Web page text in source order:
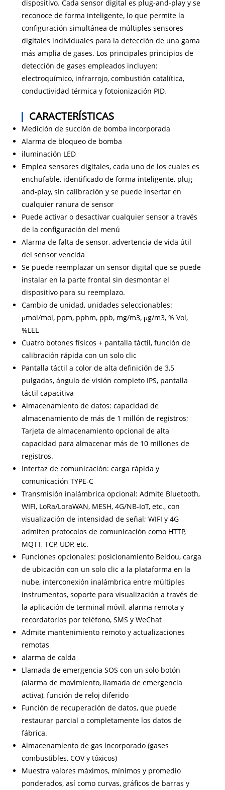
dispositivo. Cada sensor digital es plug-and-play y se
reconoce de forma inteligente, lo que permite la
configuración simultánea de múltiples sensores
digitales individuales para la detección de una gama
más amplia de gases. Los principales principios de
detección de gases empleados incluyen:
electroquímico, infrarrojo, combustión catalítica,
conductividad térmica y fotoionización PID.
CARACTERÍSTICAS
Medición de succión de bomba incorporada
Alarma de bloqueo de bomba
iluminación LED
Emplea sensores digitales, cada uno de los cuales es
enchufable, identificado de forma inteligente, plug-
and-play, sin calibración y se puede insertar en
cualquier ranura de sensor
Puede activar o desactivar cualquier sensor a través
de la configuración del menú
Alarma de falta de sensor, advertencia de vida útil
del sensor vencida
Se puede reemplazar un sensor digital que se puede
instalar en la parte frontal sin desmontar el
dispositivo para su reemplazo.
Cambio de unidad, unidades seleccionables:
μmol/mol, ppm, pphm, ppb, mg/m3, μg/m3, % Vol,
%LEL
Cuatro botones físicos + pantalla táctil, función de
calibración rápida con un solo clic
Pantalla táctil a color de alta definición de 3,5
pulgadas, ángulo de visión completo IPS, pantalla
táctil capacitiva
Almacenamiento de datos: capacidad de
almacenamiento de más de 1 millón de registros;
Tarjeta de almacenamiento opcional de alta
capacidad para almacenar más de 10 millones de
registros.
Interfaz de comunicación: carga rápida y
comunicación TYPE-C
Transmisión inalámbrica opcional: Admite Bluetooth,
WIFI, LoRa/LoraWAN, MESH, 4G/NB-IoT, etc., con
visualización de intensidad de señal; WIFI y 4G
admiten protocolos de comunicación como HTTP,
MQTT, TCP, UDP, etc.
Funciones opcionales: posicionamiento Beidou, carga
de ubicación con un solo clic a la plataforma en la
nube, interconexión inalámbrica entre múltiples
instrumentos, soporte para visualización a través de
la aplicación de terminal móvil, alarma remota y
recordatorios por teléfono, SMS y WeChat
Admite mantenimiento remoto y actualizaciones
remotas
alarma de caída
Llamada de emergencia SOS con un solo botón
(alarma de movimiento, llamada de emergencia
activa), función de reloj diferido
Función de recuperación de datos, que puede
restaurar parcial o completamente los datos de
fábrica.
Almacenamiento de gas incorporado (gases
combustibles, COV y tóxicos)
Muestra valores máximos, mínimos y promedio
ponderados, así como curvas, gráficos de barras y